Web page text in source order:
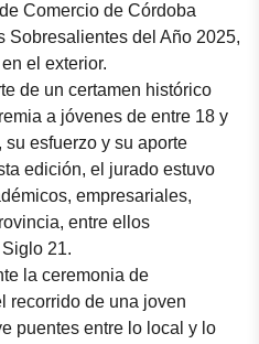
Comercio de Córdoba
Sobresalientes del Año 2025,
el exterior.
de un certamen histórico
a jóvenes de entre 18 y
esfuerzo y su aporte
edición, el jurado estuvo
empresariales,
entre ellos
21.
la ceremonia de
recorrido de una joven
puentes entre lo local y lo